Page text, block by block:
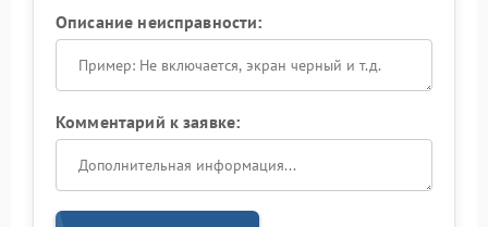
Описание неисправности:
Комментарий к заявке: